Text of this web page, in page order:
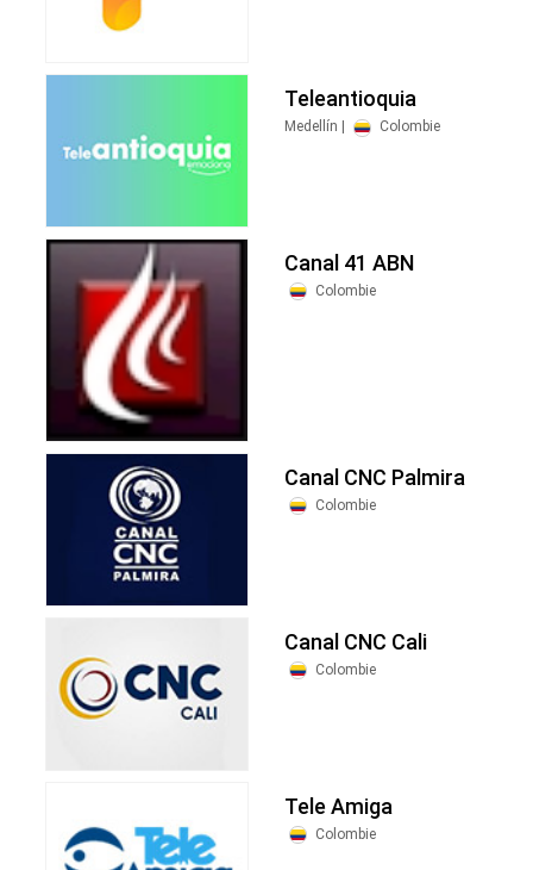
Teleantioquia
Medellín | Colombie
Canal 41 ABN
Colombie
Canal CNC Palmira
Colombie
Canal CNC Cali
Colombie
Tele Amiga
Colombie